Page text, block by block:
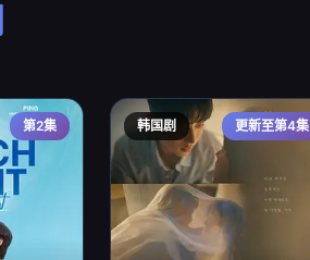
第2集 韩国剧 更新至第4集